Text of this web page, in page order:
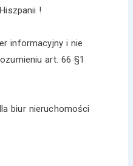
!
informacyjny i nie
art. 66 §1
biur nieruchomości